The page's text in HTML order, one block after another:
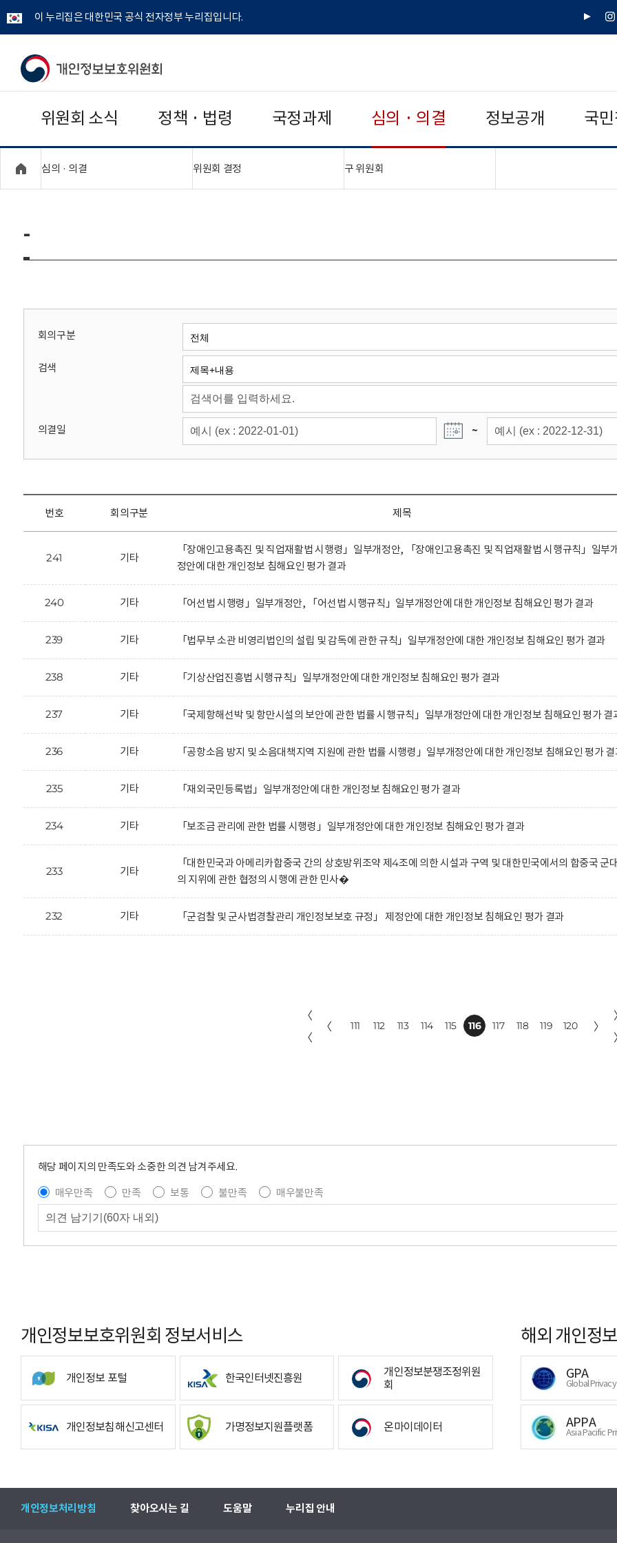
이 누리집은 대한민국 공식 전자정부 누리집입니다.
유
인
개
보
보
위
회
위원회 소식 정책 · 법령 국정과제 심의 · 의결 정보공개 국
심의 · 의결 위원회 결정 구 위원회
-
회의구분
검색
의결일 ~
번호 회의구분 제목
241 기타
「장애인고용촉진 및 직업재활법 시행령」일부개정안, 「장애인고용촉진 및 직업재활법 시행규칙」일부
정안에 대한 개인정보 침해요인 평가 결과
240 기타 「어선법 시행령」일부개정안, 「어선법 시행규칙」일부개정안에 대한 개인정보 침해요인 평가 결과
239 기타 「법무부 소관 비영리법인의 설립 및 감독에 관한 규칙」일부개정안에 대한 개인정보 침해요인 평가 결과
238 기타 「기상산업진흥법 시행규칙」일부개정안에 대한 개인정보 침해요인 평가 결과
237 기타 「국제항해선박 및 항만시설의 보안에 관한 법률 시행규칙」일부개정안에 대한 개인정보 침해요인 평가 결
236 기타 「공항소음 방지 및 소음대책지역 지원에 관한 법률 시행령」일부개정안에 대한 개인정보 침해요인 평가
235 기타 「재외국민등록법」일부개정안에 대한 개인정보 침해요인 평가 결과
234 기타 「보조금 관리에 관한 법률 시행령」일부개정안에 대한 개인정보 침해요인 평가 결과
233 기타
「대한민국과 아메리카합중국 간의 상호방위조약 제4조에 의한 시설과 구역 및 대한민국에서의 합중국 군대
의 지위에 관한 협정의 시행에 관한 민사�
232 기타 「군검찰 및 군사법경찰관리 개인정보보호 규정」 제정안에 대한 개인정보 침해요인 평가 결과
〈
〈
〈 111 112 113 114 115 116 117 118 119 120 〉
해당 페이지의 만족도와 소중한 의견 남겨주세요.
매우만족
만족 보통 불만족
매우불만족
개인정보보호위원회 정보서비스
개인정보 포털 한국인터넷진흥원
개인정보분쟁조정위원
회
개인정보침해신고센터 가명정보지원플랫폼 온마이데이터
해외 개인정
GPA
Global
APPA
Asia Pacific
개인정보처리방침 찾아오시는 길 도움말 누리집 안내